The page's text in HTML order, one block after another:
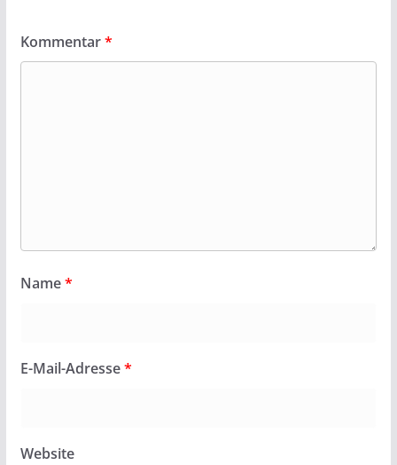
Kommentar*
Name*
E-Mail-Adresse*
Website